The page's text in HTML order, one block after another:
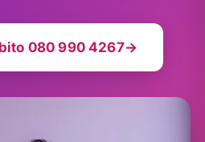
080 990 4267